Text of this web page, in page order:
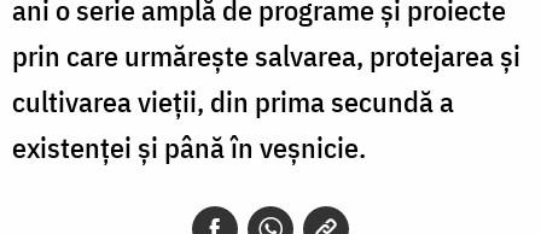
ani o serie amplă de programe și proiecte
prin care urmărește salvarea, protejarea și
cultivarea vieții, din prima secundă a
existenței și până în veșnicie.